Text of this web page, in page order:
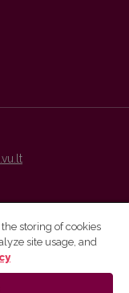
are distributed by
storing of cookies
site usage, and